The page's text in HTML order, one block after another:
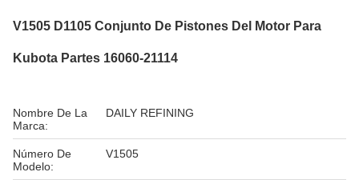
V1505 D1105 Conjunto De Pistones Del Motor Para
Kubota Partes 16060-21114
Nombre De La
Marca:
DAILY REFINING
Número De
Modelo:
V1505